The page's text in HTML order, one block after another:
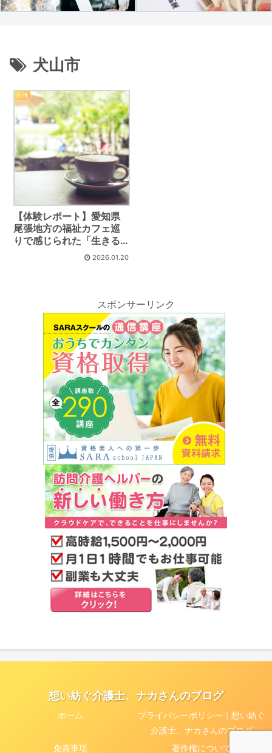
副業を考えよう
犬山市
介護
【体験レポート】愛知県
尾張地方の福祉カフェ巡
りで感じられた「生きる
2026.01.20
スポンサーリンク
想い紡ぐ介護士、ナカさんのブログ
ホーム
プライバシーポリシー｜想い紡ぐ
介護士、ナカさんのブログ
免責事項
著作権について